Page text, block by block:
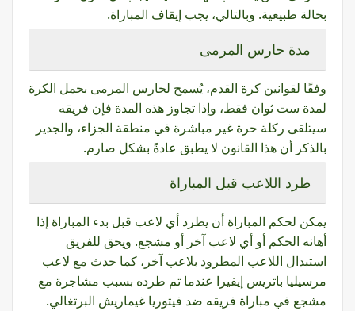
بحالة طبيعية. وبالتالي، يجب إيقاف المباراة.
مدة حارس المرمى
وفقًا لقوانين كرة القدم، يُسمح لحارس المرمى بحمل الكرة
لمدة ست ثوان فقط، وإذا تجاوز هذه المدة فإن فريقه
سيتلقى ركلة حرة غير مباشرة في منطقة الجزاء، والجدير
بالذكر أن هذا القانون لا يطبق عادةً بشكل صارم.
طرد اللاعب قبل المباراة
يمكن لحكم المباراة أن يطرد أي لاعب قبل بدء المباراة إذا
أهانه الحكم أو أي لاعب آخر أو مشجع. ويحق للفريق
استبدال اللاعب المطرود بلاعب آخر، كما حدث مع لاعب
مرسيليا باتريس إيفيرا عندما تم طرده بسبب مشاجرة مع
مشجع في مباراة فريقه ضد فيتوريا غيماريش البرتغالي.